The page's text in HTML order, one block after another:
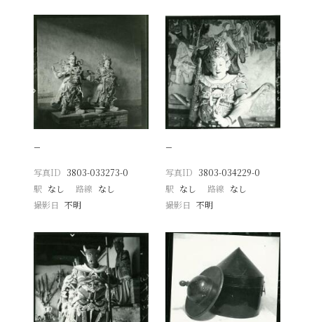
−
写真ID 3803-033273-0
駅 なし 路線 なし
撮影日
不明
−
写真ID 3803-034229-0
駅 なし 路線 なし
撮影日 不明